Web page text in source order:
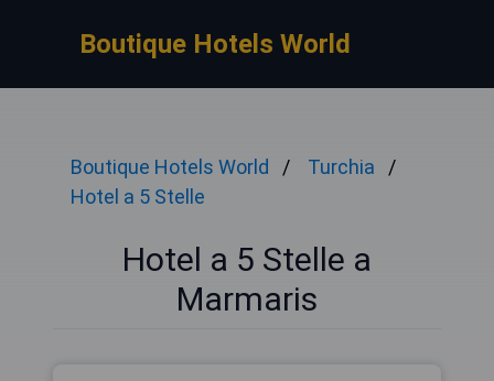
Boutique Hotels World
Boutique Hotels World
Turchia
Hotel a 5 Stelle
Hotel a 5 Stelle a
Marmaris